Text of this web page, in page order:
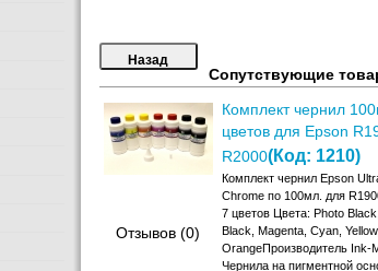
Сопутствующие
Отзывов (0)
Комплект чернил
цветов для Epson
R2000(Код: 1210)
Комплект чернил Epson
Chrome по 100мл. для
7 цветов Цвета: Photo
Black, Magenta, Cyan,
OrangeПроизводитель Ink-
Чернила на пигментной